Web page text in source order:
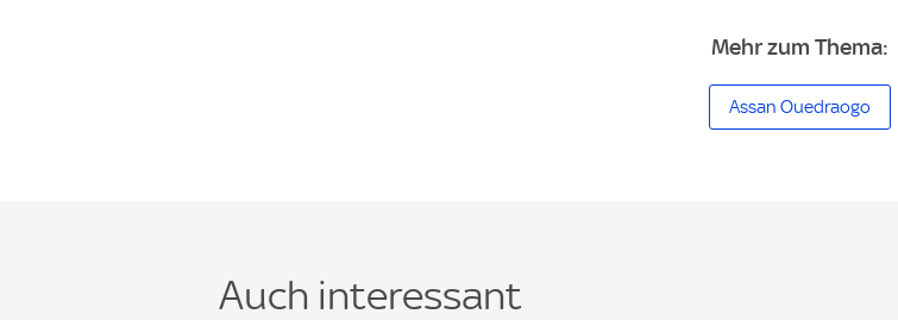
Mehr zum Thema:
Assan Ouedraogo
Auch interessant